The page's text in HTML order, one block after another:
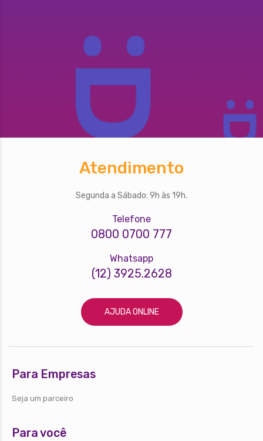
Atendimento
Segunda a Sábado: 9h às 19h.
Telefone
0800 0700 777
Whatsapp
(12) 3925.2628
AJUDA ONLINE
Para Empresas
Seja um parceiro
Para você